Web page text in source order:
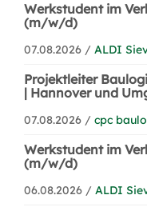
Werkstudent im
(m/w/d)
07.08.2026 / ALDI
Projektleiter
| Hannover und
07.08.2026 / cpc
Werkstudent im
(m/w/d)
06.08.2026 / ALDI